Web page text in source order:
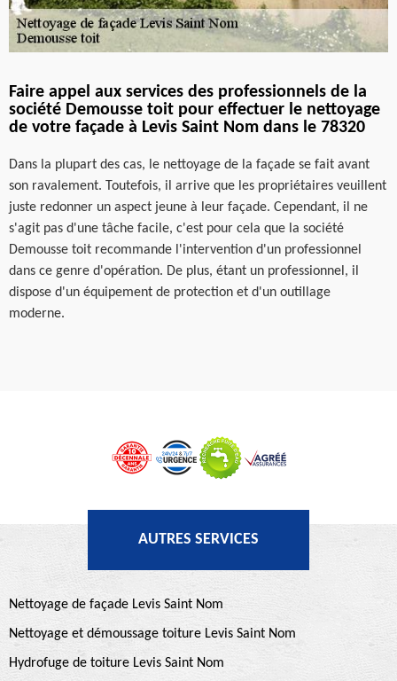
Faire appel aux services des professionnels de la
société Demousse toit pour effectuer le nettoyage
de votre façade à Levis Saint Nom dans le 78320
Dans la plupart des cas, le nettoyage de la façade se fait avant
son ravalement. Toutefois, il arrive que les propriétaires veuillent
juste redonner un aspect jeune à leur façade. Cependant, il ne
s'agit pas d'une tâche facile, c'est pour cela que la société
Demousse toit recommande l'intervention d'un professionnel
dans ce genre d'opération. De plus, étant un professionnel, il
dispose d'un équipement de protection et d'un outillage
moderne.
AUTRES SERVICES
Nettoyage de façade Levis Saint Nom
Nettoyage et démoussage toiture Levis Saint Nom
Hydrofuge de toiture Levis Saint Nom